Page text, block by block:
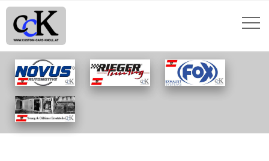
SHOP